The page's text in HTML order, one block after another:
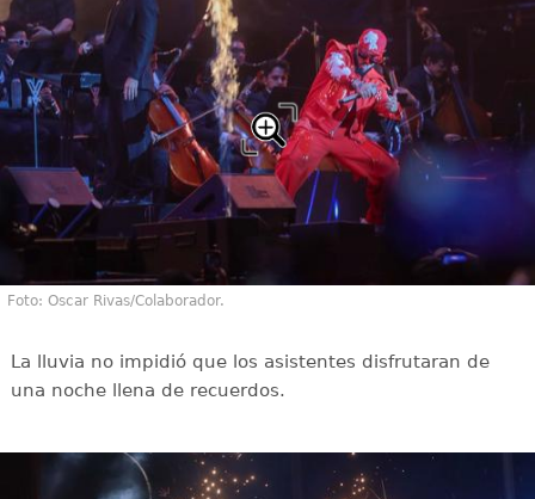
Foto: Oscar Rivas/Colaborador.
La lluvia no impidió que los asistentes disfrutaran de
una noche llena de recuerdos.